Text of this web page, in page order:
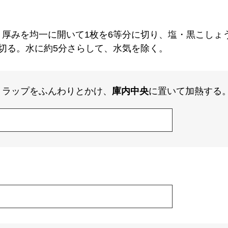
みを均一に開いて1枚を6等分に切り、塩・黒こしょ
。水に約5分さらして、水気を除く。
ップをふんわりとかけ、 庫内中央に置いて加熱する。